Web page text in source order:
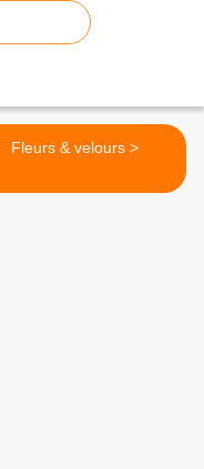
Fleurs & velours >